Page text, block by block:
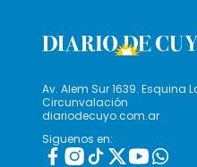
Av. Alem Sur 1639. Esquina
Circunvalación
diariodecuyo.com.ar
Siguenos en: